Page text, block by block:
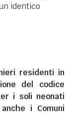
identico
residenti in
del codice
i soli neonati
i Comuni